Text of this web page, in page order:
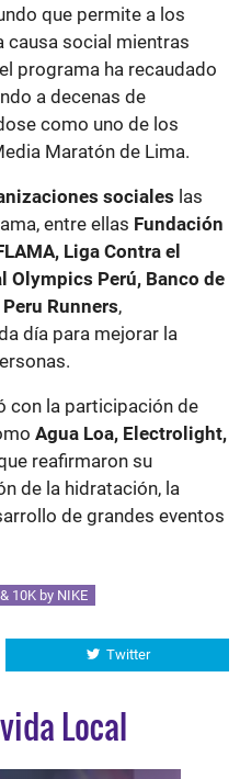
que permite a los
causa social mientras
programa ha recaudado
a decenas de
como uno de los
Maratón de Lima.
sociales las
entre ellas Fundación
Liga Contra el
Olympics Perú, Banco de
Runners,
día para mejorar la
con la participación de
Agua Loa, Electrolight,
reafirmaron su
de la hidratación, la
de grandes eventos
10K by NIKE
Twitter
Local